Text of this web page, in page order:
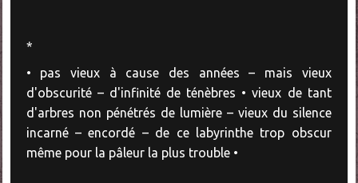
*
• pas vieux à cause des années – mais vieux
d'obscurité – d'infinité de ténèbres • vieux de tant
d'arbres non pénétrés de lumière – vieux du silence
incarné – encordé – de ce labyrinthe trop obscur
même pour la pâleur la plus trouble •